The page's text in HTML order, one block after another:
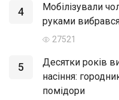
4
Мобілізували
руками
27521
5
Десятки років
насіння:
помідори